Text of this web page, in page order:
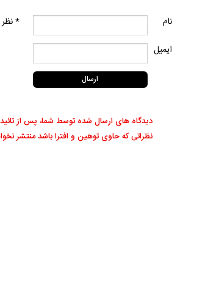
نام
ایمیل
* نظر
دیدگاه های ارسال شده توسط شما، پس از
نظراتی که حاوی توهین و افترا باشد منتشر